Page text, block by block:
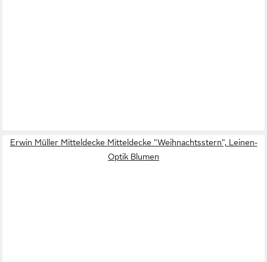
Erwin Müller Mitteldecke Mitteldecke "Weihnachtsstern", Leinen-
Optik Blumen